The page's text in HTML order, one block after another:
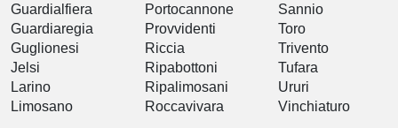
Guardialfiera
Guardiaregia
Guglionesi
Jelsi
Larino
Limosano
Portocannone
Provvidenti
Riccia
Ripabottoni
Ripalimosani
Roccavivara
Sannio
Toro
Trivento
Tufara
Ururi
Vinchiaturo